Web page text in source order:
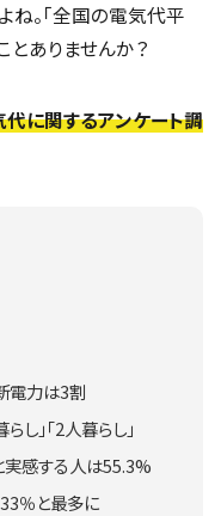
。「全国の電気代平
とありませんか？
に関するアンケート調
電力は3割
し」「2人暮らし」
実感する人は55.3%
％と最多に